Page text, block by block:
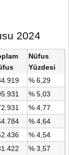
2024
Nüfus
Yüzdesi
% 6,29
% 5,03
% 4,77
% 4,64
% 4,54
% 3,57